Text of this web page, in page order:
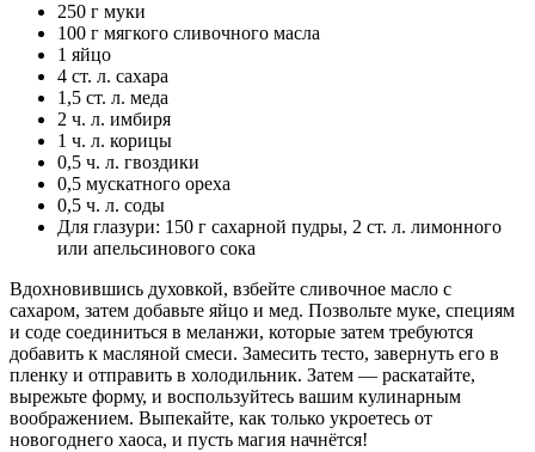
250 г муки
100 г мягкого сливочного масла
1 яйцо
4 ст. л. сахара
1,5 ст. л. меда
2 ч. л. имбиря
1 ч. л. корицы
0,5 ч. л. гвоздики
0,5 мускатного ореха
0,5 ч. л. соды
Для глазури: 150 г сахарной пудры, 2 ст. л. лимонного
или апельсинового сока
Вдохновившись духовкой, взбейте сливочное масло с
сахаром, затем добавьте яйцо и мед. Позвольте муке, специям
и соде соединиться в меланжи, которые затем требуются
добавить к масляной смеси. Замесить тесто, завернуть его в
пленку и отправить в холодильник. Затем — раскатайте,
вырежьте форму, и воспользуйтесь вашим кулинарным
воображением. Выпекайте, как только укроетесь от
новогоднего хаоса, и пусть магия начнётся!